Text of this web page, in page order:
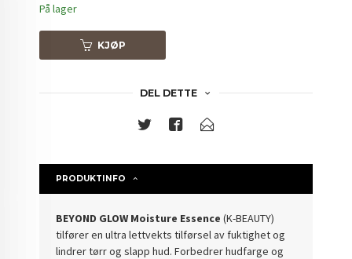
På lager
KJØP
DEL DETTE
PRODUKTINFO
BEYOND GLOW Moisture Essence (K-BEAUTY)
tilfører en ultra lettvekts tilførsel av fuktighet og
lindrer tørr og slapp hud. Forbedrer hudfarge og